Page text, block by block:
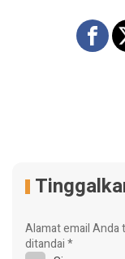
Alamat email Anda
ditandai*